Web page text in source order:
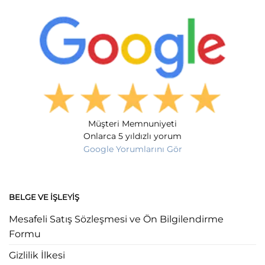
Müşteri Memnuniyeti
Onlarca 5 yıldızlı yorum
Google Yorumlarını Gör
BELGE VE İŞLEYIŞ
Mesafeli Satış Sözleşmesi ve Ön Bilgilendirme
Formu
Gizlilik İlkesi